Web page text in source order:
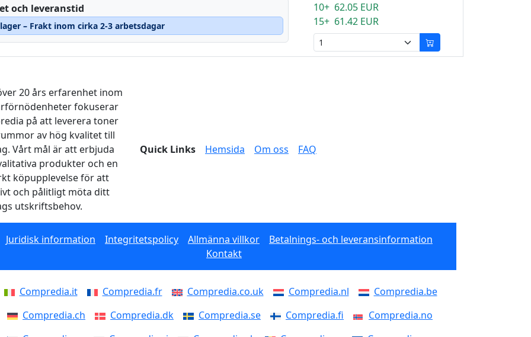
och leveranstid
– Frakt inom cirka 2-3 arbetsdagar
10+ 62.05 EUR
15+ 61.42 EUR
20 års erfarenhet inom
fokuserar
på att leverera toner
av hög kvalitet till
Vårt mål är att erbjuda
produkter och en
köpupplevelse för att
och pålitligt möta ditt
utskriftsbehov.
Quick Links Hemsida Om oss FAQ
Juridisk information Integritetspolicy Allmänna villkor
Betalnings- och leveransinformation
Kontakt
Compredia.it Compredia.fr Compredia.co.uk Compredia.nl
Compredia.be
Compredia.ch Compredia.dk Compredia.se Compredia.fi
Compredia.no